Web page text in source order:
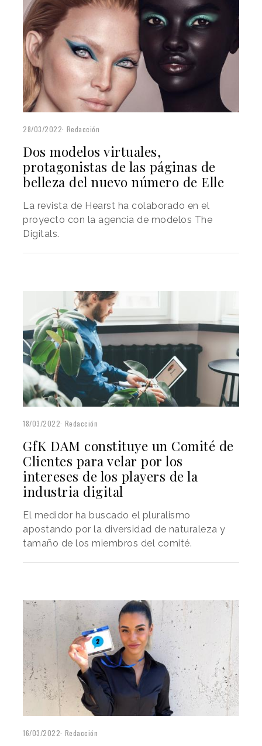
28/03/2022 Redacción
Dos modelos virtuales,
protagonistas de las páginas de
belleza del nuevo número de Elle
La revista de Hearst ha colaborado en el
proyecto con la agencia de modelos The
Digitals.
18/03/2022 Redacción
GfK DAM constituye un Comité de
Clientes para velar por los
intereses de los players de la
industria digital
El medidor ha buscado el pluralismo
apostando por la diversidad de naturaleza y
tamaño de los miembros del comité.
16/03/2022 Redacción